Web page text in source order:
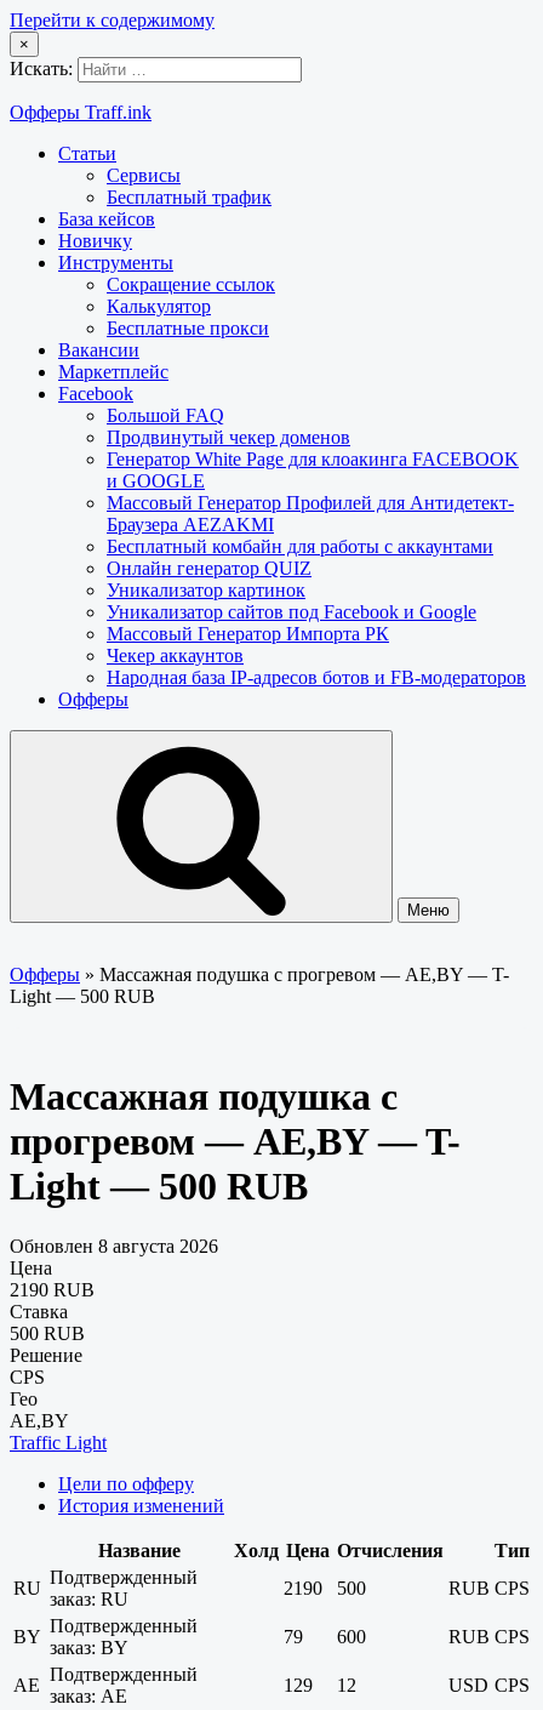
Перейти к содержимому
×
Искать:
Офферы Traff.ink
Статьи
Сервисы
Бесплатный трафик
База кейсов
Новичку
Инструменты
Сокращение ссылок
Калькулятор
Бесплатные прокси
Вакансии
Маркетплейс
Facebook
Большой FAQ
Продвинутый чекер доменов
Генератор White Page для клоакинга FACEBOOK
и GOOGLE
Массовый Генератор Профилей для Антидетект-
Браузера AEZAKMI
Бесплатный комбайн для работы с аккаунтами
Онлайн генератор QUIZ
Уникализатор картинок
Уникализатор сайтов под Facebook и Google
Массовый Генератор Импорта РК
Чекер аккаунтов
Народная база IP-адресов ботов и FB-модераторов
Офферы
Меню
Офферы » Массажная подушка с прогревом — AE,BY — T-
Light — 500 RUB
Массажная подушка с
прогревом — AE,BY — T-
Light — 500 RUB
Обновлен 8 августа 2026
Цена
2190 RUB
Ставка
500 RUB
Решение
CPS
Гео
AE,BY
Traffic Light
Цели по офферу
История изменений
Название Холд Цена Отчисления
Тип
RU
Подтвержденный
заказ: RU
2190 500 RUB CPS
BY
Подтвержденный
заказ: BY
79 600 RUB CPS
AE
Подтвержденный
заказ: AE
129 12 USD CPS